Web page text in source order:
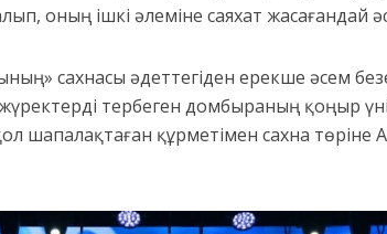
оның ішкі әлеміне саяхат жасағандай
сахнасы әдеттегіден ерекше әсем
тербеген домбыраның қоңыр
шапалақтаған құрметімен сахна төріне